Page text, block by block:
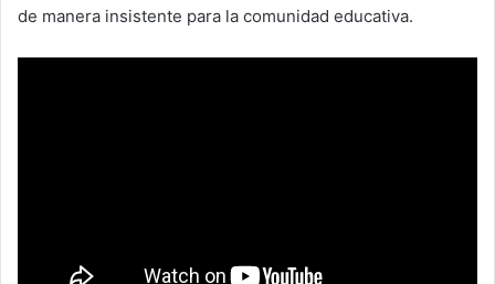
de manera insistente para la comunidad educativa.